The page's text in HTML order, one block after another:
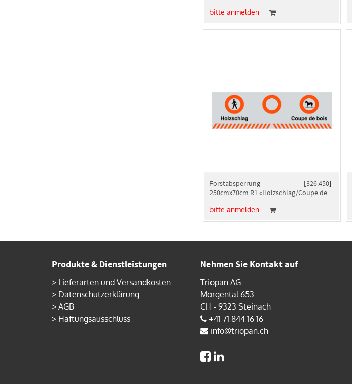
bitte anmelden
[326.450]
Forstabsperrung
250cmx70cm R1 «Holzschlag/Coupe de
bitte anmelden
Produkte & Dienstleistungen
> Lieferarten und Versandkosten
> Datenschutzerklärung
> AGB
> Haftungsausschluss
Nehmen Sie Kontakt auf
Triopan AG
Morgental 653
CH - 9323 Steinach
+41 71 844 16 16
info@triopan.ch